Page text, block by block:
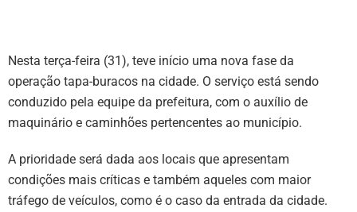
Nesta terça-feira (31), teve início uma nova fase da
operação tapa-buracos na cidade. O serviço está sendo
conduzido pela equipe da prefeitura, com o auxílio de
maquinário e caminhões pertencentes ao município.
A prioridade será dada aos locais que apresentam
condições mais críticas e também aqueles com maior
tráfego de veículos, como é o caso da entrada da cidade.